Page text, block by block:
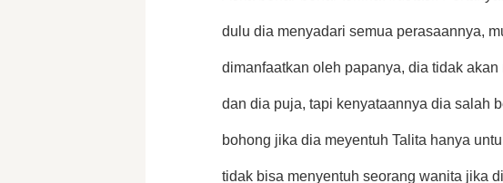
dulu dia menyadari semua perasaannya,
dimanfaatkan oleh papanya, dia tidak
dan dia puja, tapi kenyataannya dia salah
bohong jika dia meyentuh Talita hanya
tidak bisa menyentuh seorang wanita jika